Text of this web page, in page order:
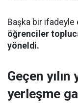
Başka bir ifadeyle
öğrenciler
yöneldi.
Geçen
yerleşme